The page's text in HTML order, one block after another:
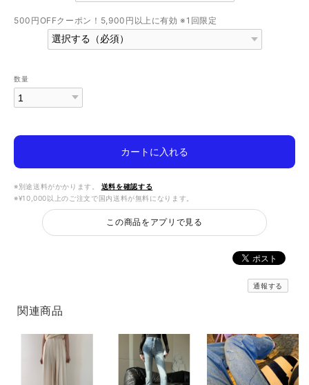
500円OFFクーポン！5,900円以上に有効 ※1回限定
数量
カートに入れる
※別途送料がかかります。
送料を確認する
※¥10,000以上のご注文で国内送料が無料になります。
この商品をアプリで見る
通報する
関連商品